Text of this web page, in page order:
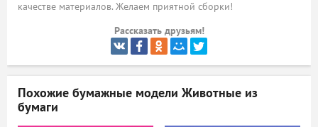
качестве материалов. Желаем приятной сборки!
Рассказать друзьям!
Похожие бумажные модели Животные из
бумаги